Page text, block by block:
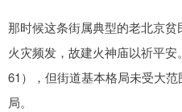
那时候这条街属典型的老北京贫
火灾频发，故建火神庙以祈平安
61），但街道基本格局未受大
局。